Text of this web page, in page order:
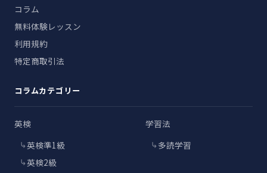
コラム
無料体験レッスン
利用規約
特定商取引法
コラムカテゴリー
英検
英検準1級
英検2級
学習法
多読学習